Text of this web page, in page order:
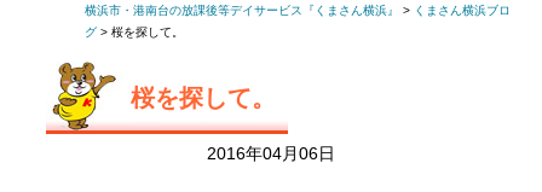
横浜市・港南台の放課後等デイサービス『くまさん横浜』 > くまさん横浜ブロ
グ > 桜を探して。
桜を探して。
2016年04月06日